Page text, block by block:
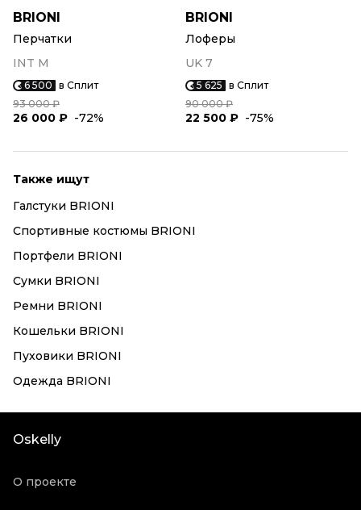
BRIONI
Перчатки
INT M
6 500 в Сплит
93 000 ₽
26 000 ₽ -72%
BRIONI
Лоферы
UK 7
5 625 в Сплит
90 000 ₽
22 500 ₽ -75%
Также ищут
Галстуки BRIONI
Спортивные костюмы BRIONI
Портфели BRIONI
Сумки BRIONI
Ремни BRIONI
Кошельки BRIONI
Пуховики BRIONI
Одежда BRIONI
Oskelly
О проекте